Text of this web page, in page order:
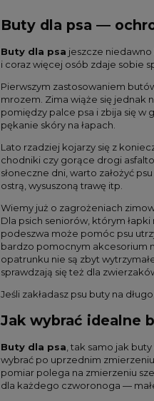
Buty dla psa —
Buty dla psa jeszcze niedawno
i coraz więcej osób zdaje sobie
Pierwszym zastosowaniem
mrozem. Zima wiąże się jednak
pomiędzy palce psa i zbija się w
pękanie skóry na łapach.
Lato rzadziej kojarzy się z
chodniki czy gorące drogi
słoneczne dni, warto założyć
ostrą, wysuszoną trawę itp.
Wiemy już o zagrożeniach
Dla psich seniorów, którym
podeszwa może pomóc psu
bardzo pomocnym akcesorium
opatrunku nie są zbyt
sprawdzają się też dla
Jeśli zakładasz psu buty na
Jak wybrać idealne
Buty dla psa, tak samo jak
wybrać po uprzednim
pomiar polega na zmierzeniu
dla każdego czworonoga —